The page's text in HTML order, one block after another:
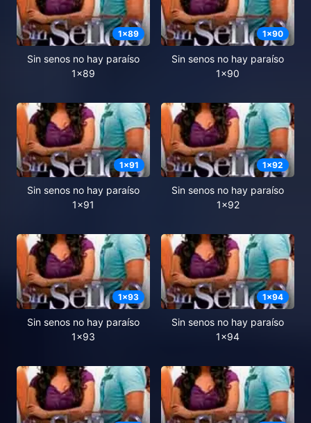
1x89
Sin senos no hay paraíso
1x89
1x90
Sin senos no hay paraíso
1x90
1x91
Sin senos no hay paraíso
1x91
1x92
Sin senos no hay paraíso
1x92
1x93
Sin senos no hay paraíso
1x93
1x94
Sin senos no hay paraíso
1x94